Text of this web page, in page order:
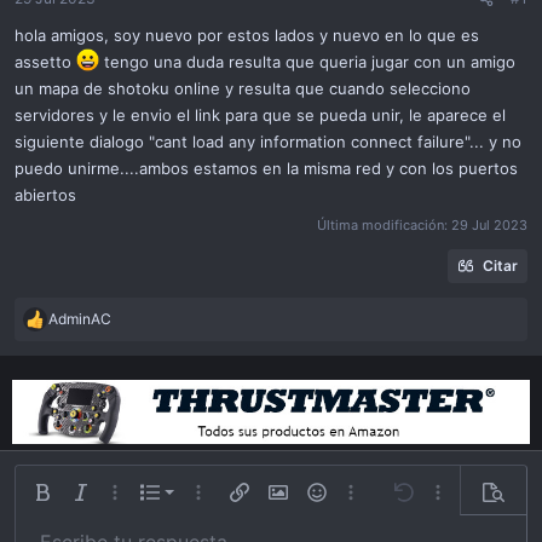
hola amigos, soy nuevo por estos lados y nuevo en lo que es
assetto
tengo una duda resulta que queria jugar con un amigo
un mapa de shotoku online y resulta que cuando selecciono
servidores y le envio el link para que se pueda unir, le aparece el
siguiente dialogo "cant load any information connect failure"... y no
puedo unirme....ambos estamos en la misma red y con los puertos
abiertos
Última modificación: 29 Jul 2023
Citar
R
AdminAC
Bold ItálicaMás opciones…
List
Lista ordenada
Lista desordena
Más opciones…
Insert linkInsert image
Emoticonos
Más opciones…
Undo Más